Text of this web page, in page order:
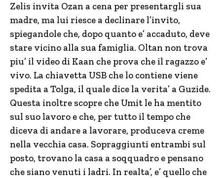
Zelis invita Ozan a cena per presentargli sua
madre, ma lui riesce a declinare l’invito,
spiegandole che, dopo quanto e’ accaduto, deve
stare vicino alla sua famiglia. Oltan non trova
piu’ il video di Kaan che prova che il ragazzo e’
vivo. La chiavetta USB che lo contiene viene
spedita a Tolga, il quale dice la verita’ a Guzide.
Questa inoltre scopre che Umit le ha mentito
sul suo lavoro e che, per tutto il tempo che
diceva di andare a lavorare, produceva creme
nella vecchia casa. Sopraggiunti entrambi sul
posto, trovano la casa a soqquadro e pensano
che siano venuti i ladri. In realta’, e’ quello che